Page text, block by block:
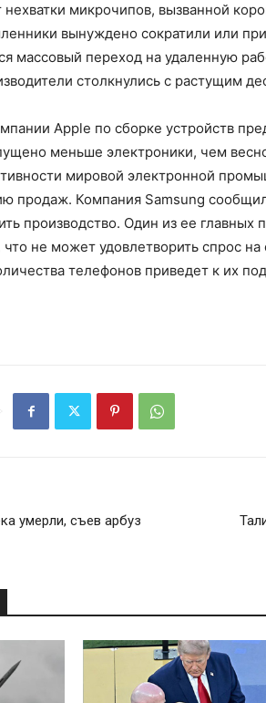
нехватки микрочипов, вызванной
вынуждено сократили или
массовый переход на удаленную
столкнулись с растущим
Apple по сборке устройств
меньше электроники, чем
мировой электронной
продаж. Компания Samsung
производство. Один из ее
не может удовлетворить спрос
телефонов приведет к их
умерли, съев арбуз